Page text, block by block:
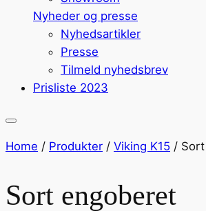
Nyheder og presse
Nyhedsartikler
Presse
Tilmeld nyhedsbrev
Prisliste 2023
Home / Produkter / Viking K15 /
Sort engoberet